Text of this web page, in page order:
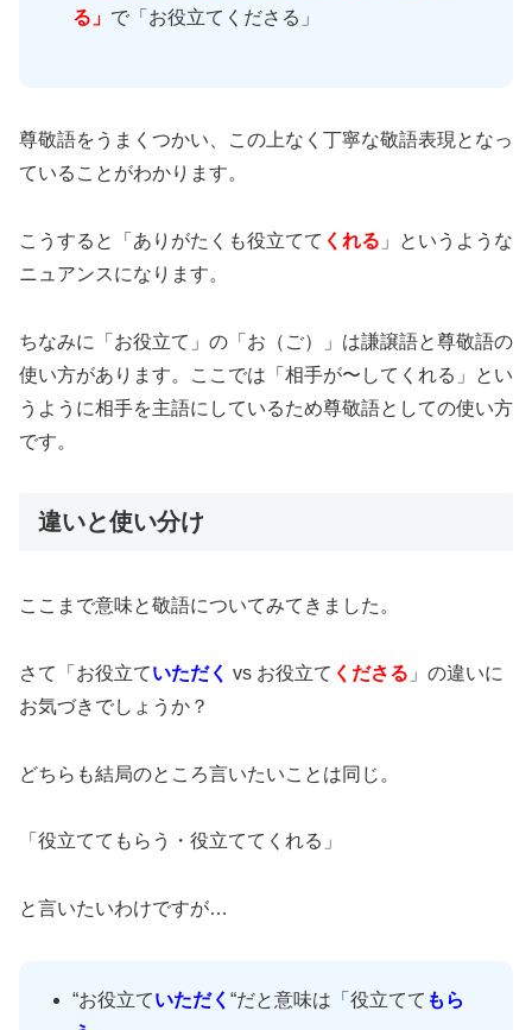
る」 で「お役立てくださる」
尊敬語をうまくつかい、この上なく丁寧な敬語表現となっ
ていることがわかります。
こうすると「ありがたくも役立てて くれる 」というような
ニュアンスになります。
ちなみに「お役立て」の「お（ご）」は謙譲語と尊敬語の
使い方があります。ここでは「相手が〜してくれる」とい
うように相手を主語にしているため尊敬語としての使い方
です。
違いと使い分け
ここまで意味と敬語についてみてきました。
さて「お役立ていただく vs お役立て くださる 」の違いに
お気づきでしょうか？
どちらも結局のところ言いたいことは同じ。
「役立ててもらう・役立ててくれる」
と言いたいわけですが…
“お役立ていただく“だと意味は「役立てて もら